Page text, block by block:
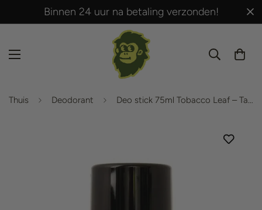
Binnen 24 uur na betaling verzonden!
Thuis Deodorant Deo stick 75ml Tobacco Leaf – Taylor Of old Bond Street